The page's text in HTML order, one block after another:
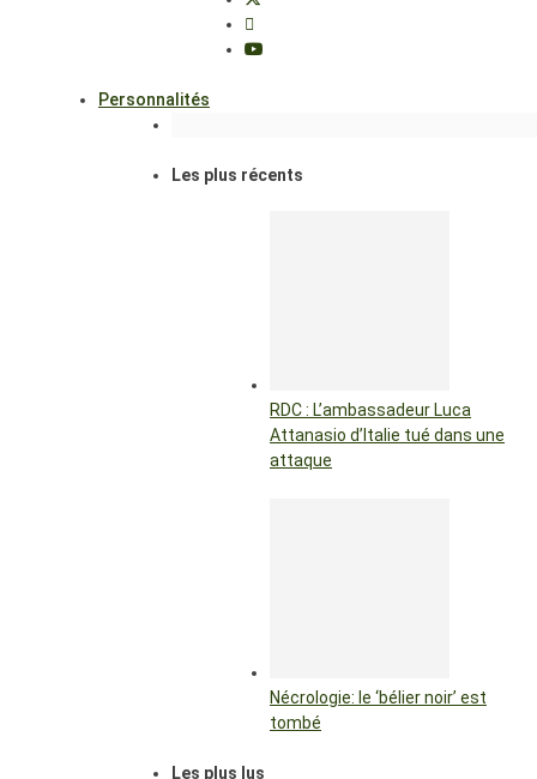
Personnalités
Les plus récents
RDC : L’ambassadeur Luca
Attanasio d’Italie tué dans une
attaque
Nécrologie: le ‘bélier noir’ est
tombé
Les plus lus